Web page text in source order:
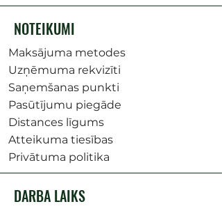
NOTEIKUMI
Maksājuma metodes
Uzņēmuma rekvizīti
Saņemšanas punkti
Pasūtījumu piegāde
Distances līgums
Atteikuma tiesības
Privātuma politika
DARBA LAIKS